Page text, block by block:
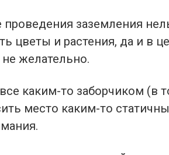
заземления
цветы и растения, да и в
не желательно.
каким-то заборчиком (в
место каким-то